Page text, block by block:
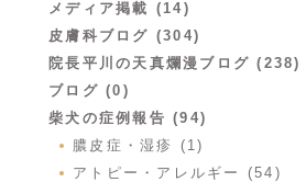
メディア掲載 (14)
皮膚科ブログ (304)
院長平川の天真爛漫ブログ (238)
ブログ (0)
柴犬の症例報告 (94)
膿皮症・湿疹 (1)
アトピー・アレルギー (54)